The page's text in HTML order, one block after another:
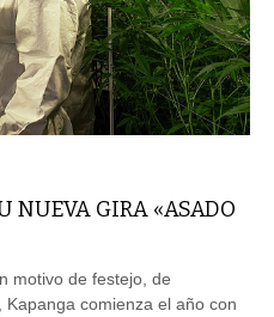
NUEVA GIRA «ASADO
motivo de festejo, de
comienza el año con